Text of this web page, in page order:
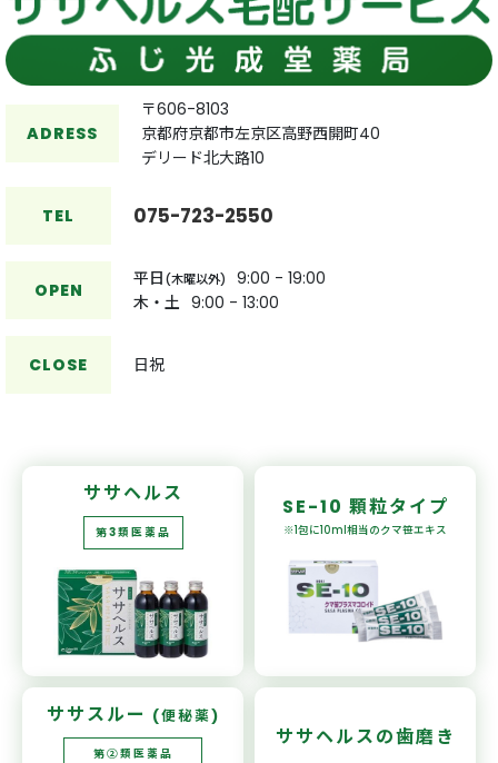
ADRESS
〒606-8103
京都府京都市左京区高野西開町40
デリード北大路10
TEL 075-723-2550
OPEN
平日(木曜以外)
9:00 - 19:00
木・土 9:00 - 13:00
CLOSE 日祝
ササヘルス
第3類医薬品
SE-10 顆粒タイプ
※1包に10ml相当のクマ笹エキス
ササスルー (便秘薬)
第②類医薬品
ササヘルスの歯磨き